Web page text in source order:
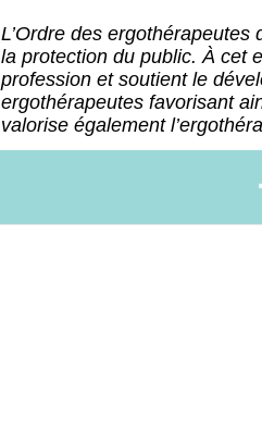
L’Ordre des ergothérapeutes
la protection du public. À cet
profession et soutient le
ergothérapeutes favorisant
valorise également